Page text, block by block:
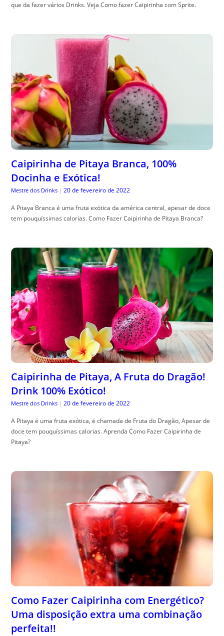
que da fazer vários Drinks. Veja Como fazer Caipirinha com Sprite.
Caipirinha de Pitaya Branca, 100%
Docinha e Exótica!
Mestre dos Drinks | 20 de fevereiro de 2022
A Pitaya Branca é uma fruta exótica da américa central, apesar de doce
tem pouquíssimas calorias. Como Fazer Caipirinha de Pitaya Branca?
Caipirinha de Pitaya, A Fruta do Dragão!
Drink 100% Exótico!
Mestre dos Drinks | 20 de fevereiro de 2022
A Pitaya é uma fruta exótica, é chamada de Fruta do Dragão, Apesar de
doce tem pouquíssimas calorias. Aprenda Como Fazer Caipirinha de
Pitaya?
Como Fazer Caipirinha com Energético?
Uma disposição extra uma combinação
perfeita!!